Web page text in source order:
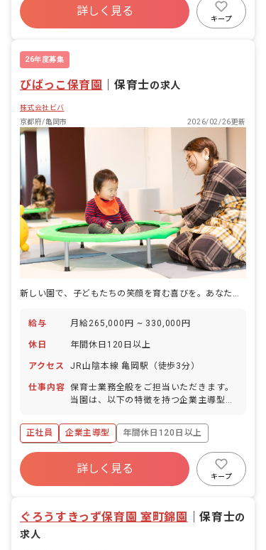
営に携わっていただきます。 ※業務の流
れはOJT形式で学べますので、分からな
いことはすぐに相談していただけます。
ス 職員4名
福利厚生充実
残業少なめ
昇給昇進あり
詳しく見る
キープ
26年度募集
びばっこ保育園 ｜保育士の求人
株式会社ビバ
京都府/亀岡市
2026/02/26更新
給与 月給265,000円 ~ 330,000円
休日 年間休日120日以上
アクセス JR山陰本線 亀岡駅（徒歩3分）
仕事内容 保育士業務全般をご担当いただきます。
当園は、以下の特徴を持つ企業主導型保
アム内に新規開園しました。 ・亀岡駅か
ら徒歩3分の好立地に位置しています。
・0歳児10名、1歳児10名、2歳児10名
の小規模保育園です。 ・園児一人ひとり
と丁寧に向き合える環境です。
正社員 企業主導型
年間休日120日以上
ボーナス・賞与あり
寮・住宅・家賃補助あり
社会保険完備
詳しく見る
キープ
ぐろうすきっず保育園 室町錦園 ｜保育士の
求人